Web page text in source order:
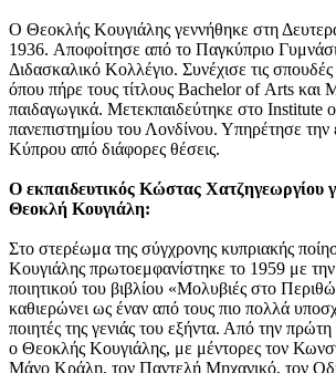
Ο Θεοκλής Κουγιάλης γεννήθηκε στη
1936. Αποφοίτησε από το Παγκύπριο
Διδασκαλικό Κολλέγιο. Συνέχισε τις
όπου πήρε τους τίτλους Bachelor of Arts και
παιδαγωγικά. Μετεκπαιδεύτηκε στο Institute
πανεπιστημίου του Λονδίνου. Υπηρέτησε την
Κύπρου από διάφορες θέσεις.
Ο εκπαιδευτικός Κώστας Χατζηγεωργίου
Θεοκλή Κουγιάλη:
Στο στερέωμα της σύγχρονης κυπριακής
Κουγιάλης πρωτοεμφανίστηκε το 1959 με
ποιητικού του βιβλίου «Μολυβιές στο
καθιερώνει ως έναν από τους πιο πολλά
ποιητές της γενιάς του εξήντα. Από την
ο Θεοκλής Κουγιάλης, με μέντορες τον
Μάνο Κράλη, τον Παντελή Μηχανικό, τον